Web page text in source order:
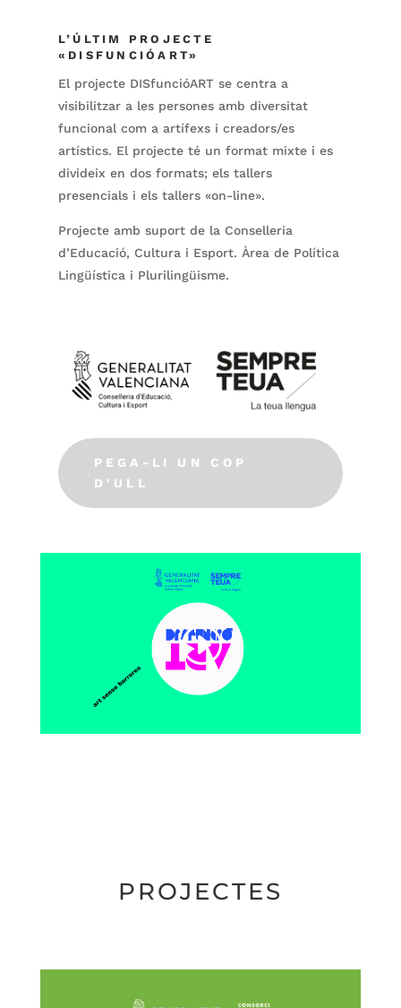
L’ÚLTIM PROJECTE
«DISFUNCIÓART»
El projecte DISfuncióART se centra a
visibilitzar a les persones amb diversitat
funcional com a artífexs i creadors/es
artístics. El projecte té un format mixte i es
divideix en dos formats; els tallers
presencials i els tallers «on-line».
Projecte amb suport de la Conselleria
d’Educació, Cultura i Esport. Àrea de Política
Lingüística i Plurilingüisme.
PEGA-LI UN COP
D'ULL
PROJECTES